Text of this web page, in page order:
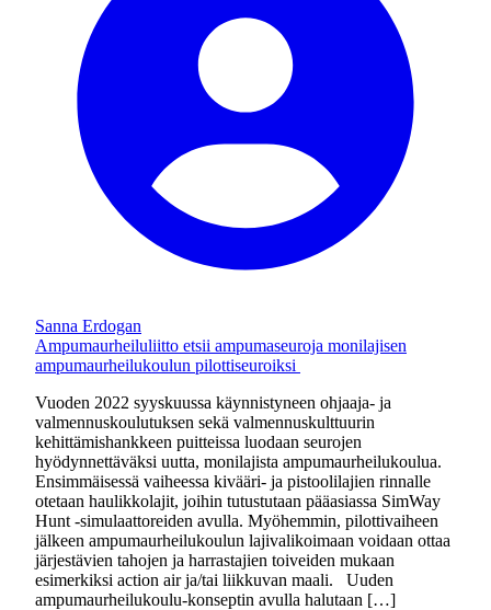
Sanna Erdogan
Ampumaurheiluliitto etsii ampumaseuroja monilajisen
ampumaurheilukoulun pilottiseuroiksi
Vuoden 2022 syyskuussa käynnistyneen ohjaaja- ja
valmennuskoulutuksen sekä valmennuskulttuurin
kehittämishankkeen puitteissa luodaan seurojen
hyödynnettäväksi uutta, monilajista ampumaurheilukoulua.
Ensimmäisessä vaiheessa kivääri- ja pistoolilajien rinnalle
otetaan haulikkolajit, joihin tutustutaan pääasiassa SimWay
Hunt -simulaattoreiden avulla. Myöhemmin, pilottivaiheen
jälkeen ampumaurheilukoulun lajivalikoimaan voidaan ottaa
järjestävien tahojen ja harrastajien toiveiden mukaan
esimerkiksi action air ja/tai liikkuvan maali. Uuden
ampumaurheilukoulu-konseptin avulla halutaan […]